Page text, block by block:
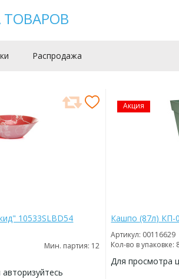
Распродажа
10533SLBD54
Мин. партия: 12
Акция
Кашпо (87л) КП-
Артикул: 00116629
Кол-во в упаковке:
Для просмотра